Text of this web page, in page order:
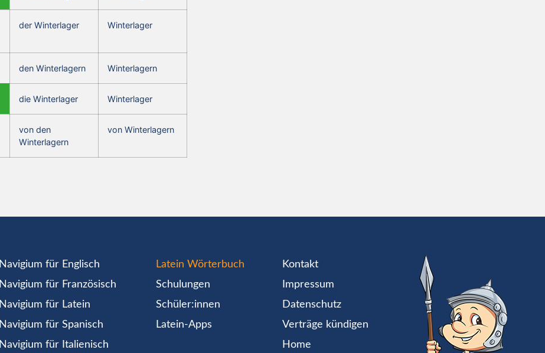
der Winterlager Winterlager
den Winterlagern Winterlagern
die Winterlager Winterlager
von den
Winterlagern
von Winterlagern
Navigium für Englisch
Navigium für Französisch
Navigium für Latein
Navigium für Spanisch
Navigium für Italienisch
Latein Wörterbuch
Schulungen
Schüler:innen
Latein-Apps
Kontakt
Impressum
Datenschutz
Verträge kündigen
Home